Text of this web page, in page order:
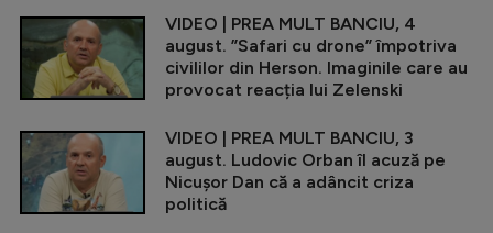
VIDEO | PREA MULT BANCIU, 4
august. ”Safari cu drone” împotriva
civililor din Herson. Imaginile care au
provocat reacția lui Zelenski
VIDEO | PREA MULT BANCIU, 3
august. Ludovic Orban îl acuză pe
Nicușor Dan că a adâncit criza
politică